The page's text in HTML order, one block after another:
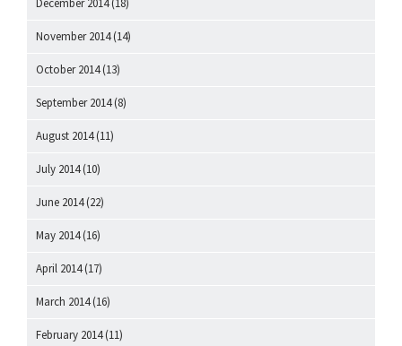
December 2014(18)
November 2014(14)
October 2014(13)
September 2014(8)
August 2014(11)
July 2014(10)
June 2014(22)
May 2014(16)
April 2014(17)
March 2014(16)
February 2014(11)